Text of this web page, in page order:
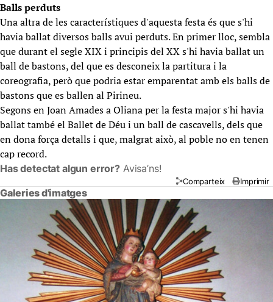
Balls perduts
Una altra de les característiques d'aquesta festa és que s'hi
havia ballat diversos balls avui perduts. En primer lloc, sembla
que durant el segle XIX i principis del XX s'hi havia ballat un
ball de bastons, del que es desconeix la partitura i la
coreografia, però que podria estar emparentat amb els balls de
bastons que es ballen al Pirineu.
Segons en Joan Amades a Oliana per la festa major s'hi havia
ballat també el Ballet de Déu i un ball de cascavells, dels que
en dona força detalls i que, malgrat això, al poble no en tenen
cap record.
Has detectat algun error? Avisa’ns!
Comparteix Imprimir
Galeries d'imatges